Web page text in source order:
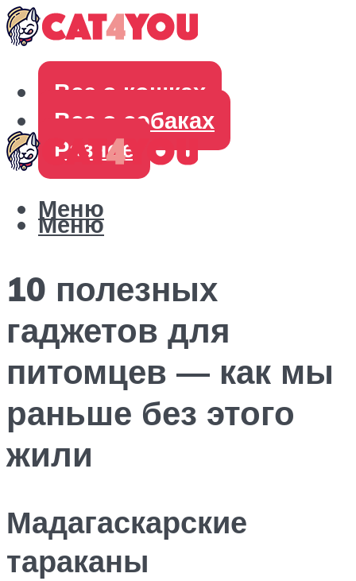
Все о кошках
Все о собаках
Разное
Меню
Меню
10 полезных
гаджетов для
питомцев — как мы
раньше без этого
жили
Мадагаскарские
тараканы